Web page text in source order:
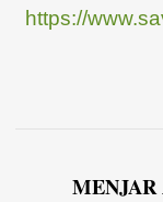
https://
MENJAR